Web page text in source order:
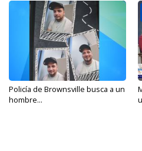
Policía de Brownsville busca a un
hombre...